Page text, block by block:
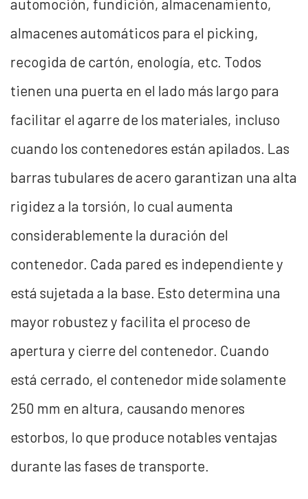
automoción, fundición, almacenamiento,
almacenes automáticos para el picking,
recogida de cartón, enología, etc. Todos
tienen una puerta en el lado más largo para
facilitar el agarre de los materiales, incluso
cuando los contenedores están apilados. Las
barras tubulares de acero garantizan una alta
rigidez a la torsión, lo cual aumenta
considerablemente la duración del
contenedor. Cada pared es independiente y
está sujetada a la base. Esto determina una
mayor robustez y facilita el proceso de
apertura y cierre del contenedor. Cuando
está cerrado, el contenedor mide solamente
250 mm en altura, causando menores
estorbos, lo que produce notables ventajas
durante las fases de transporte.